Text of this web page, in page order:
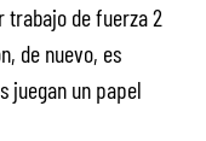
trabajo de fuerza 2
de nuevo, es
juegan un papel